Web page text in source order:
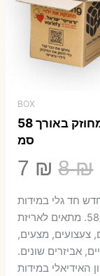
BOX
קרטון מחוזק באורך 58
סמ
8₪
היה:
8 ₪.
7 ₪
7 ₪.
חד גלי במידות
58/36/35. מתאים לאריזת
צעצועים, מצעים,
אביזרים שונים.
האידיאלי במידות